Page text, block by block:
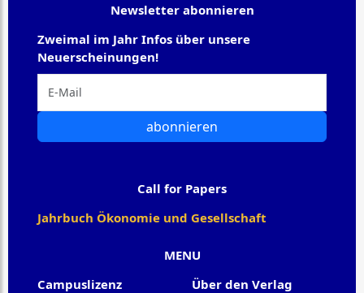
MENU
Campuslizenz
Über den Verlag
Newsletter abonnieren
Zweimal im Jahr Infos über unsere
Neuerscheinungen!
abonnieren
Call for Papers
Jahrbuch Ökonomie und Gesellschaft